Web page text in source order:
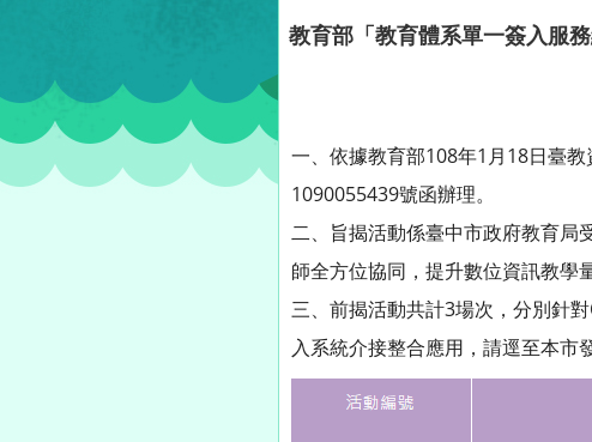
教育部「教育體系單一簽入服
一、依據教育部108年1月18日臺
1090055439號函辦理。
二、旨揭活動係臺中市政府教育局
師全方位協同，提升數位資訊教學
三、前揭活動共計3場次，分別針
入系統介接整合應用，請逕至本